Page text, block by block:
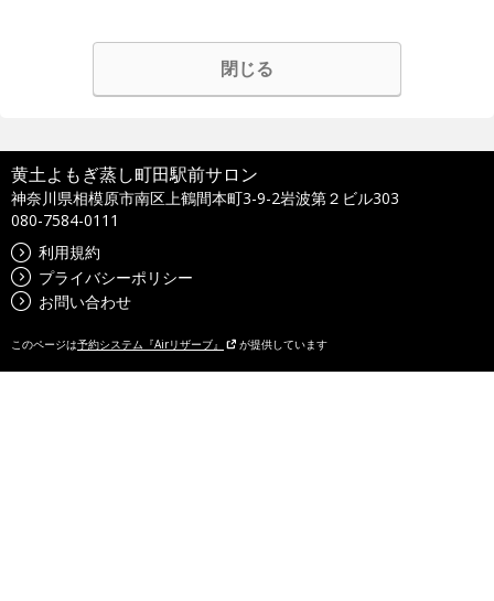
閉じる
黄土よもぎ蒸し町田駅前サロン
神奈川県相模原市南区上鶴間本町3-9-2岩波第２ビル303
080-7584-0111
利用規約
プライバシーポリシー
お問い合わせ
このページは予約システム『Airリザーブ』 が提供しています